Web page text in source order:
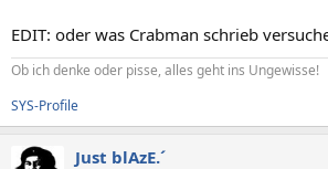
EDIT: oder was Crabman schrieb
Ob ich denke oder pisse, alles geht ins Ungewisse!
SYS-Profile
Just blAzE.´